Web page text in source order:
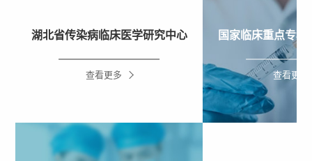
导管治疗乳糜胸﹑纵隔镜手术、食管癌、喷门
癌、喷门失驰缓症；各种类型淋巴结结核及骨
关节结核和肠结核手术等。
对艾滋病合并结核
湖北省传染病临床医学研究中心
查看更多
国家临床重点专科
查看更多